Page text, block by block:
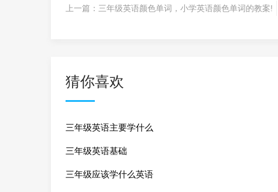
上一篇： 三年级英语颜色单词，小学英语颜色单词的教案!
猜你喜欢
三年级英语主要学什么
三年级英语基础
三年级应该学什么英语